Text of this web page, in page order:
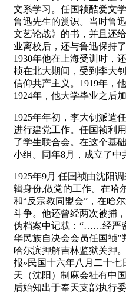
文系学习。任国祯酷爱文
鲁迅先生的赏识。当时鲁
文艺论战》的书，并且还
业离校后，还与鲁迅保持
1930年他在上海受训时，
桢在北大期间，受到李大
信仰共产主义。1919年，
1924年，他大学毕业之后
1925年年初，李大钊派遣
进行建党工作。任国祯利
了学生联合会。在这个基
小组。同年8月，成立了中
1925年9月 任国祯由沈阳
辑身份,做党的工作。在哈
和“反宗教同盟会”，在哈
斗争。他还曾经两次被捕
伪档案中记载：“……经严
华民族自决会会员任国祯”
哈尔滨押解吉林监狱关押
报»民国十六年八月二十七
天（沈阳）制麻会社有中
后始知出于奉天支部执行